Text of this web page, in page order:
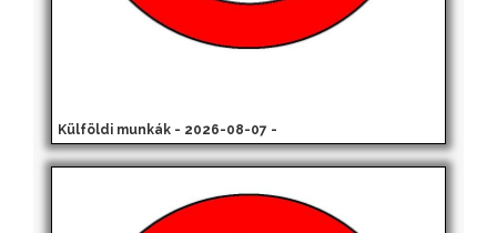
Külföldi munkák - 2026-08-07 -